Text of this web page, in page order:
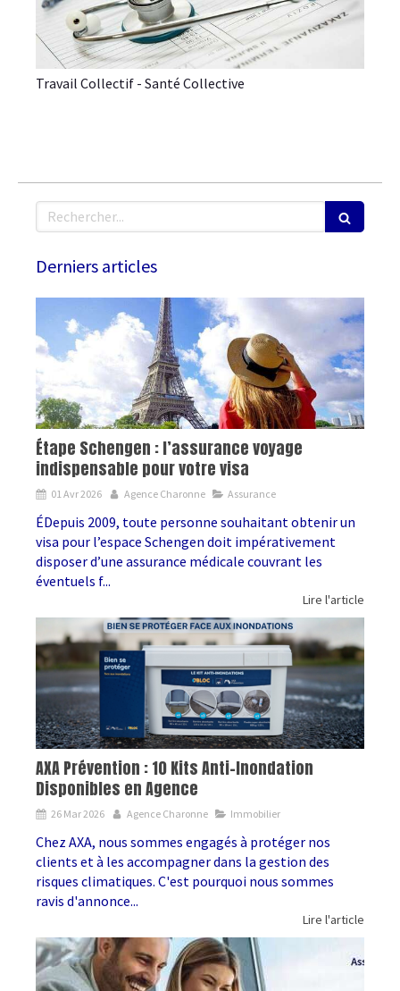
Travail Collectif - Santé Collective
Rechercher
Derniers articles
Étape Schengen : l’assurance voyage
indispensable pour votre visa
01 Avr 2026 Agence Charonne Assurance
ÉDepuis 2009, toute personne souhaitant obtenir un
visa pour l’espace Schengen doit impérativement
disposer d’une assurance médicale couvrant les
éventuels f...
Lire l'article
AXA Prévention : 10 Kits Anti-Inondation
Disponibles en Agence
26 Mar 2026 Agence Charonne Immobilier
Chez AXA, nous sommes engagés à protéger nos
clients et à les accompagner dans la gestion des
risques climatiques. C'est pourquoi nous sommes
ravis d'annonce...
Lire l'article